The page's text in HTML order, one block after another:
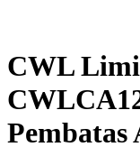
CWL
Pembatas